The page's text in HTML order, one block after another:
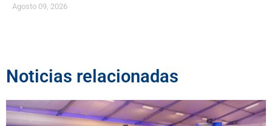
Agosto 09, 2026
Noticias relacionadas